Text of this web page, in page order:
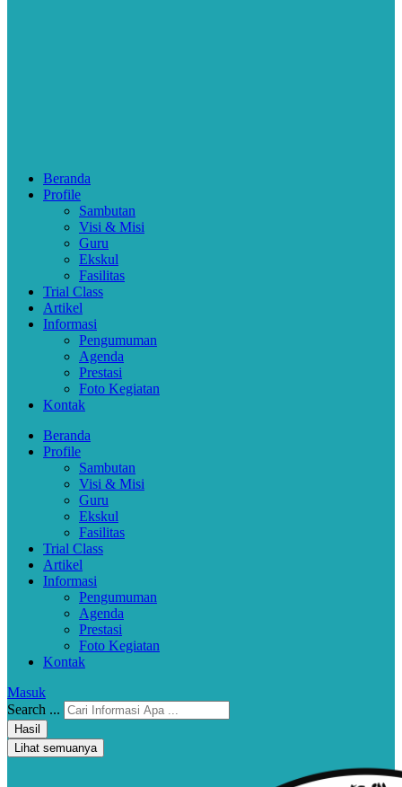
Beranda
Profile
Sambutan
Visi & Misi
Guru
Ekskul
Fasilitas
Trial Class
Artikel
Informasi
Pengumuman
Agenda
Prestasi
Foto Kegiatan
Kontak
Beranda
Profile
Sambutan
Visi & Misi
Guru
Ekskul
Fasilitas
Trial Class
Artikel
Informasi
Pengumuman
Agenda
Prestasi
Foto Kegiatan
Kontak
Masuk
Search ...
Hasil
Lihat semuanya